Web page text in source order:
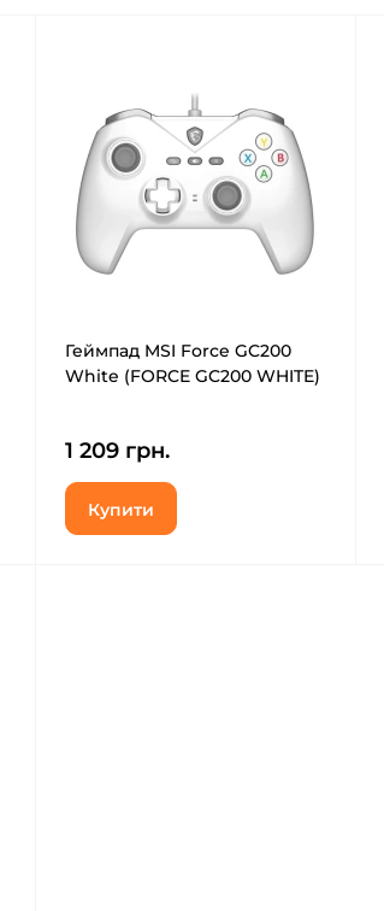
Геймпад MSI Force GC200
White (FORCE GC200 WHITE)
1 209 грн.
Купити